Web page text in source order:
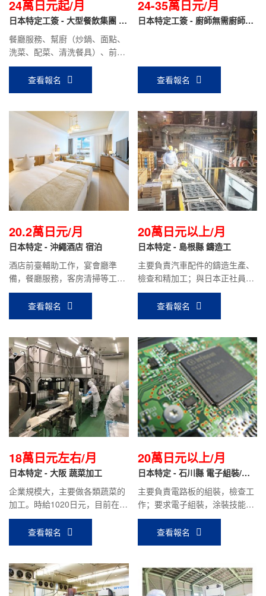
24萬日元起/月
日本特定工簽 - 大型餐飲集團 外
餐廳服務、幫廚（炒鍋、面點、
洗菜、配菜、清洗餐具）、前廳
服務。保底月工資：24萬日元
~（含住房補貼）；面點、炒鍋
技術好的更高，面試時面議。
查看報名
24-35萬日元/月
日本特定工簽 - 廚師無需廚師證
查看報名
20.2萬日元/月
日本特定 - 沖繩酒店 宿泊
酒店前臺輔助工作，宴會廳準
備，餐廳服務，客房清掃等工
作。月薪20.2萬日元（時給約
1200日元）
查看報名
20萬日元以上/月
日本特定 - 島根縣 鑄造工
主要負責汽車配件的鑄造生產、
檢查和精加工；與日本正社員同
等待遇，目前會社前輩到手月收
入約20萬日元
查看報名
18萬日元左右/月
日本特定 - 大阪 蔬菜加工
企業規模大，主要做各類蔬菜的
加工。時給1020日元，目前在職
人員平均到手工資：18萬日元左
查看報名
20萬日元以上/月
日本特定 - 石川縣 電子組裝/涂
主要負責電路板的組裝，檢查工
作；要求電子組裝，涂裝技能實
習結束回國人員；平均到手工資
20萬日元以上。
查看報名